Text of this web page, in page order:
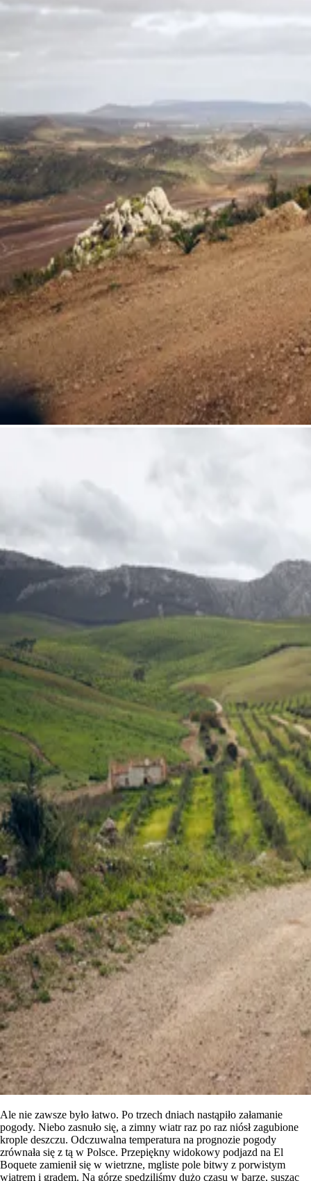
Ale nie zawsze było łatwo. Po trzech dniach nastąpiło załamanie
pogody. Niebo zasnuło się, a zimny wiatr raz po raz niósł zagubione
krople deszczu. Odczuwalna temperatura na prognozie pogody
zrównała się z tą w Polsce. Przepiękny widokowy podjazd na El
Boquete zamienił się w wietrzne, mgliste pole bitwy z porwistym
wiatrem i gradem. Na górze spędziliśmy dużo czasu w barze, susząc